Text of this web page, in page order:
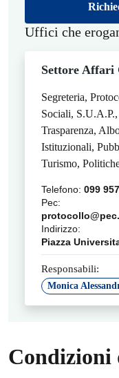
Uffici che
Settore Affari
Segreteria,
Sociali,
Trasparenza,
Istituzionali,
Turismo,
Telefono: 099
Pec:
Indirizzo:
Piazza
Responsabili:
Monica
Condizioni